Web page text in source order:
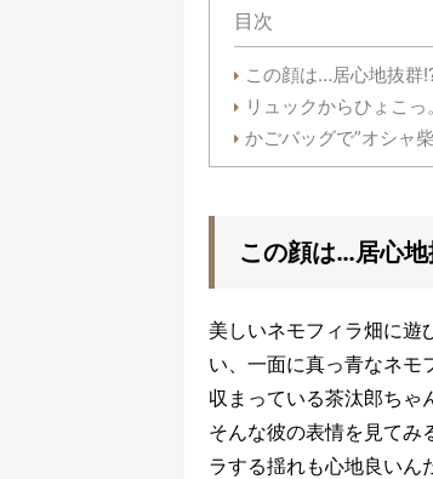
目次
この顔は…居心地抜群
リュックからひょこっ。
かごバッグで”オシャ柴
この顔は…居心
美しいネモフィラ畑に遊
い、一面に真っ青なネモ
収まっている茶汰郎ちゃ
そんな彼の表情を見てみ
ラする揺れも心地良いん